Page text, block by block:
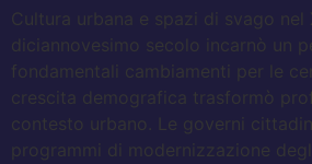
Cultura urbana e spazi di svago nel
diciannovesimo secolo incarnò un
fondamentali cambiamenti per le
crescita demografica trasformò
contesto urbano. Le governi
programmi di modernizzazione